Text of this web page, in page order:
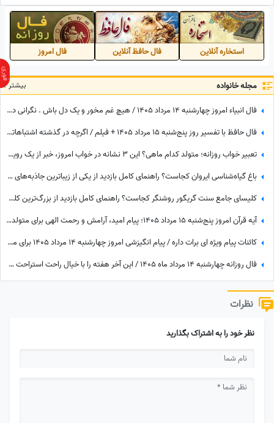
استخاره آنلاین فال حافظ آنلاین فال امروز
مجله خانواده بیشتر
فال انبیاء امروز چهارشنبه 14 مرداد 1405 / هیچ غم مخور و یک دل باش . نگرانی داری ولیکن در دل خود غم راه مده
فال حافظ با تفسیر روز پنج‌شنبه 15 مرداد 1405 + فیلم / اگرچه در گذشته اشتباهاتی انجام داده اید اما به زودی دوران غم و اندوه تمام می شود
تعبیر خواب روزانه؛ متولد کدام ماهی؟ این 3 نشانه در خواب امروز، خبر از یک رویداد بزرگ می‌دهند! / پنج‌شنبه 15 مرداد 1405
باغ گیاه‌شناسی ایروان کجاست؟ راهنمای کامل بازدید از یکی از زیباترین جاذبه‌های طبیعی ارمنستان، مسیر دسترسی، امکانات و بهترین زمان سفر
کلیسای جامع سنت گریگور روشنگر کجاست؟ راهنمای کامل بازدید از بزرگ‌ترین کلیسای ارمنستان، تاریخچه، معماری و آدرس
آیه قرآن امروز پنج‌شنبه 15 مرداد 1405؛ پیام امید، آرامش و رحمت الهی برای متولدین ماه‌های مختلف
کائنات پیام ویژه ای برات داره / پیام انگیزشی امروز چهارشنبه 14 مرداد 1405 برای متولدین فروردین تا اسفند: اگر می‌خواهیش رهاش نکن + ویدئو
فال روزانه چهارشنبه 14 مرداد ماه 1405 / این آخر هفته را با خیال راحت استراحت کنید و خوش بگذرانید
نظرات
نظر خود را به اشتراک بگذارید